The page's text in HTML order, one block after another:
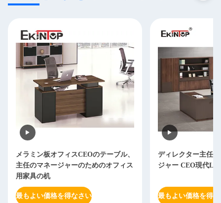
メラミン板オフィスCEOのテーブル、
主任のマネージャーのためのオフィス
用家具の机
最もよい価格を得なさい
ディレクター主任
ジャー CEO現代L
最もよい価格を得